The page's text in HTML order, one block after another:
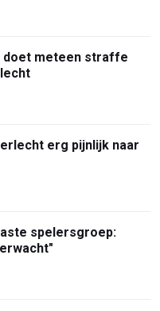
doet meteen straffe
erg pijnlijk naar
spelersgroep: